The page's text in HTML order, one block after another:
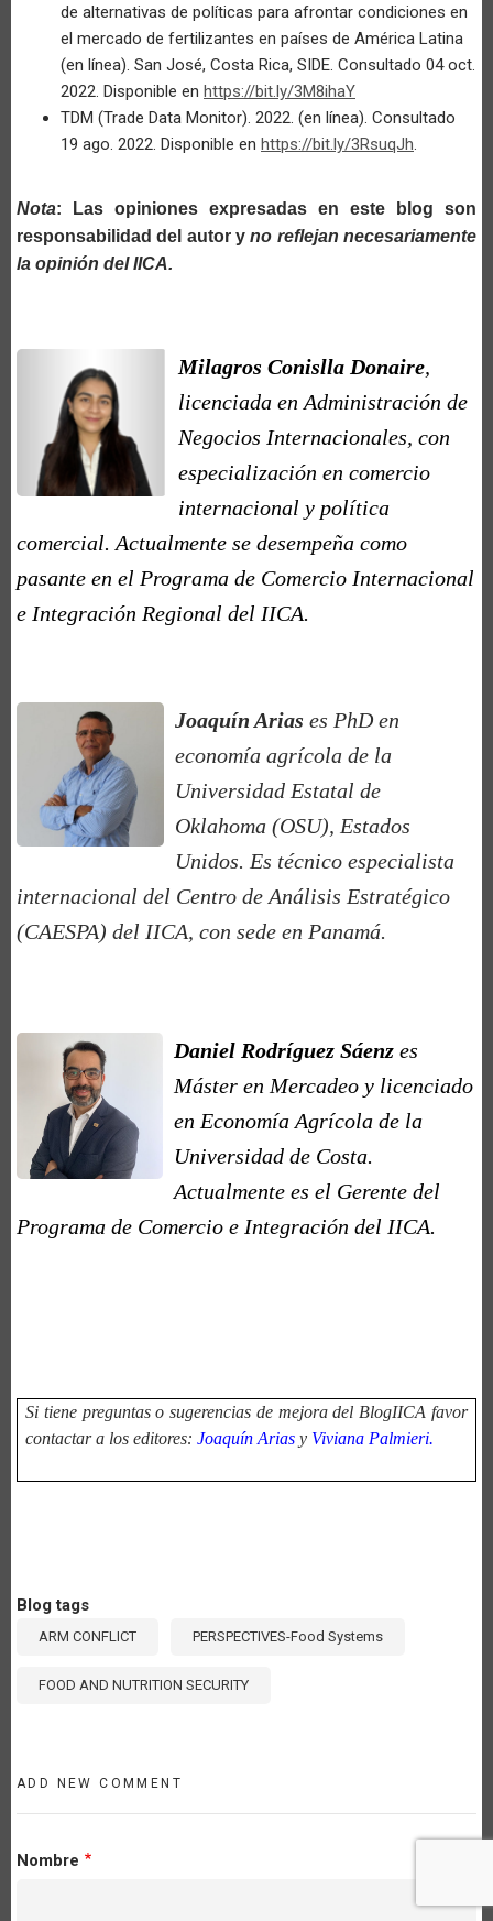
de alternativas de políticas para afrontar condiciones en
el mercado de fertilizantes en países de América Latina
(en línea). San José, Costa Rica, SIDE. Consultado 04 oct.
2022. Disponible en https://bit.ly/3M8ihaY
TDM (Trade Data Monitor). 2022. (en línea). Consultado
19 ago. 2022. Disponible en https://bit.ly/3RsuqJh.
Nota: Las opiniones expresadas en este blog son
responsabilidad del autor yno reflejan necesariamente
la opinión del IICA.
Milagros Conislla Donaire,
licenciada en Administración de
Negocios Internacionales, con
especialización en comercio
internacional y política
comercial. Actualmente se desempeña como
pasante en el Programa de Comercio Internacional
e Integración Regional del IICA.
Joaquín Arias es PhD en
economía agrícola de la
Universidad Estatal de
Oklahoma (OSU), Estados
Unidos. Es técnico especialista
internacional del Centro de Análisis Estratégico
(CAESPA) del IICA, con sede en Panamá.
Daniel Rodríguez Sáenz es
Máster en Mercadeo y licenciado
en Economía Agrícola de la
Universidad de Costa.
Actualmente es el Gerente del
Programa de Comercio e Integración del IICA.
Si tiene preguntas o sugerencias de mejora del BlogIICA favor
contactar a los editores: Joaquín Arias y Viviana Palmieri.
Blog tags
ARM CONFLICT PERSPECTIVES-Food Systems
FOOD AND NUTRITION SECURITY
ADD NEW COMMENT
Nombre